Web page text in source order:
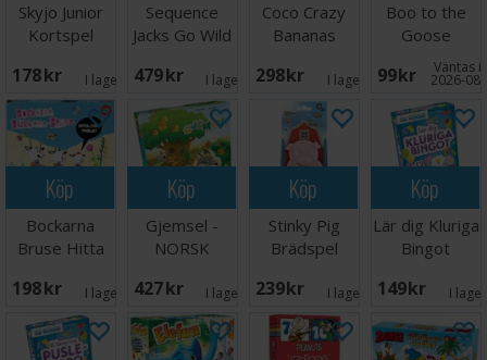
Skyjo Junior
Kortspel
178 SEK I lager: 1
Sequence
Jacks Go Wild
479 SEK I lager: 5
Coco Crazy
Bananas
298 SEK I lager: 3
Boo to the
Goose
Kortspel
99 SEK Väntas
2026-
Köp
Bockarna
Bruse Hitta
Brädspel
198 SEK I lager: 7
Köp
Gjemsel -
NORSK
427 SEK I lager: 2
Köp
Stinky Pig
Brädspel
239 SEK I lager:
Köp
Lär dig Kluriga
Bingot
149 SEK I